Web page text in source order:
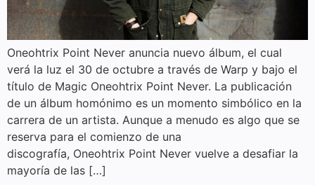
Oneohtrix Point Never anuncia nuevo álbum, el cual
verá la luz el 30 de octubre a través de Warp y bajo el
título de Magic Oneohtrix Point Never. La publicación
de un álbum homónimo es un momento simbólico en la
carrera de un artista. Aunque a menudo es algo que se
reserva para el comienzo de una
discografía, Oneohtrix Point Never vuelve a desafiar la
mayoría de las […]